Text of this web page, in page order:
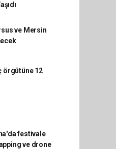
ve Mersin
örgütüne 12
festivale
ve drone